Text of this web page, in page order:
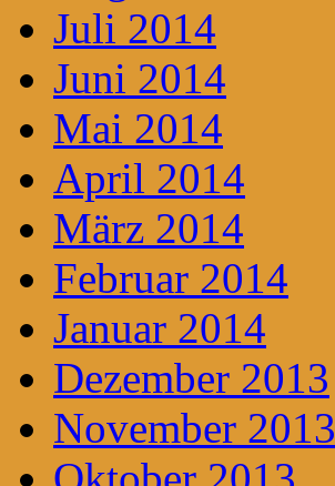
Juli 2014
Juni 2014
Mai 2014
April 2014
März 2014
Februar 2014
Januar 2014
Dezember 2013
November 2013